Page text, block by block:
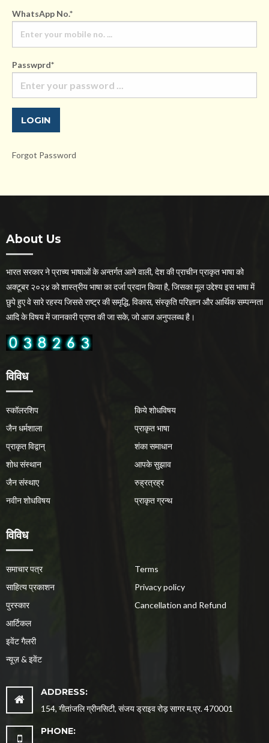
WhatsApp No.*
Passwprd*
Forgot Password
About Us
भारत सरकार ने प्राच्य भाषाओं के अन्तर्गत आने वाली, देश की प्राचीन प्राकृत भाषा को
अक्टूबर २०२४ को शास्त्रीय भाषा का दर्जा प्रदान किया है, जिसका मूल उद्देश्य इस भाषा में
छुपे हुए वे सारे रहस्य जिससे राष्ट्र की समृद्धि, विकास, संस्कृति परिज्ञान और आर्थिक सम्पन्नता
आदि के विषय में जानकारी प्राप्त की जा सके, जो आज अनुपलब्ध है।
विविध
स्कॉलरशिप
जैन धर्मशाला
प्राकृत विद्वान्
शोध संस्थान
जैन संस्थाए
नवीन शोधविषय
किये शोधविषय
प्राकृत भाषा
शंका समाधान
आपके सुझाव
रुह्रत्रह्र
प्राकृत ग्रन्थ
विविध
समाचार पत्र
साहित्य प्रकाशन
पुरस्कार
आर्टिकल
इवेंट गैलरी
न्यूज़ & इवेंट
Terms
Privacy policy
Cancellation and Refund
ADDRESS:
154, गीतांजलि ग्रीनसिटी, संजय ड्राइव रोड़ सागर म.प्र. 470001
PHONE: